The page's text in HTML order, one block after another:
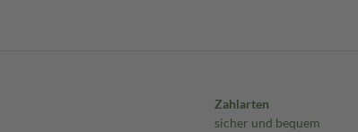
Zahlarten
sicher und bequem